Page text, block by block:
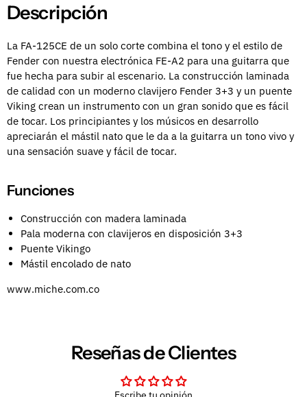
Descripción
La FA-125CE de un solo corte combina el tono y el estilo de
Fender con nuestra electrónica FE-A2 para una guitarra que
fue hecha para subir al escenario. La construcción laminada
de calidad con un moderno clavijero Fender 3+3 y un puente
Viking crean un instrumento con un gran sonido que es fácil
de tocar. Los principiantes y los músicos en desarrollo
apreciarán el mástil nato que le da a la guitarra un tono vivo y
una sensación suave y fácil de tocar.
Funciones
Construcción con madera laminada
Pala moderna con clavijeros en disposición 3+3
Puente Vikingo
Mástil encolado de nato
www.miche.com.co
Reseñas de Clientes